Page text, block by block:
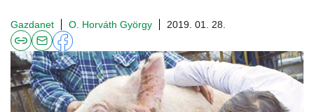
Gazdanet O. Horváth György 2019. 01. 28.